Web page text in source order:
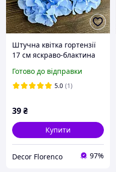
Штучна квітка гортензії
17 см яскраво-блактина
Готово до відправки
5.0 (1)
39₴
Купити
Decor Florenco 97%